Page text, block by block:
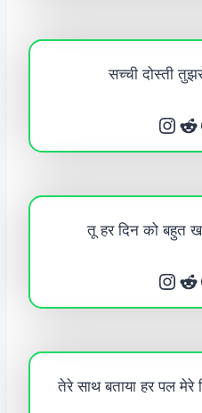
सच्ची दोस्ती
Instagram Reddit
तू हर दिन को बहुत
Instagram Reddit
तेरे साथ बताया हर पल मेरे